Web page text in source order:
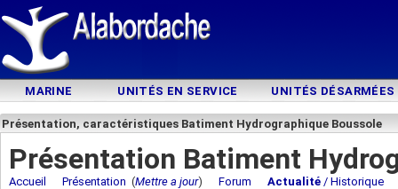
MARINE UNITÉS EN SERVICE UNITÉS DÉSARMÉES
Présentation, caractéristiques Batiment Hydrographique Boussole
Présentation Batiment
Accueil Présentation (Mettre a jour) Forum Actualité / Historique